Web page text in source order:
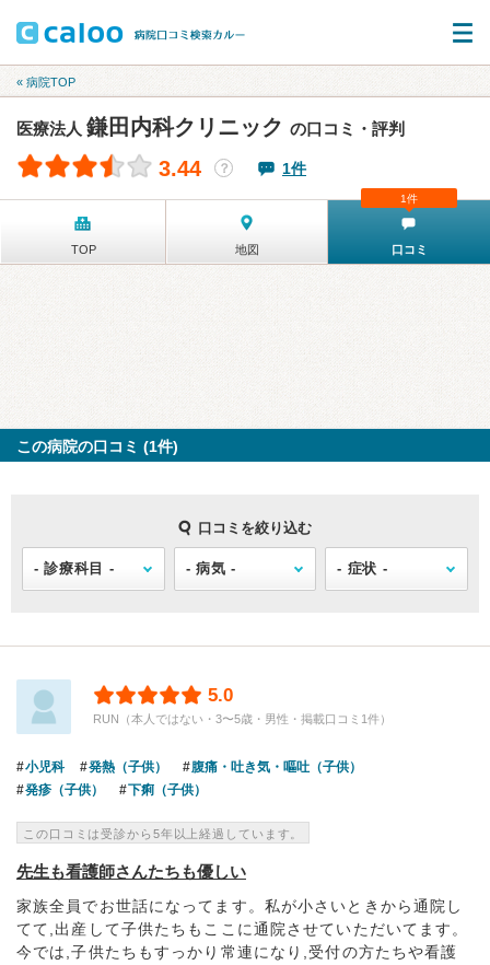
« 病院TOP
医療法人 鎌田内科クリニック の口コミ・評判
3.44 ？ 1件
TOP 地図 口コミ
1件
この病院の口コミ (1件)
口コミを絞り込む
5.0
RUN（本人ではない・3〜5歳・男性・掲載口コミ1件）
小児科 発熱（子供）
腹痛・吐き気・嘔吐（子供）
発疹（子供）
下痢（子供）
この口コミは受診から5年以上経過しています。
先生も看護師さんたちも優しい
家族全員でお世話になってます。私が小さいときから通院し
てて,出産して子供たちもここに通院させていただいてます。
今では,子供たちもすっかり常連になり,受付の方たちや看護